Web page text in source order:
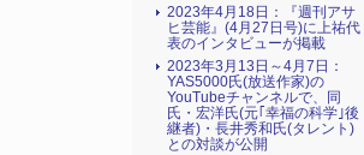
2023年4月18日：『週刊アサ
ヒ芸能』(4月27日号)に上祐代
表のインタビューが掲載
2023年3月13日～4月7日：
YAS5000氏(放送作家)の
YouTubeチャンネルで、同
氏・宏洋氏(元｢幸福の科学｣後
継者)・長井秀和氏(タレント)
との対談が公開